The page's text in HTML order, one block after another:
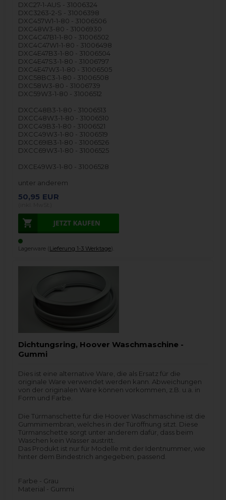
DXC27-1-AUS - 31006324
DXC3263-2-S - 31006398
DXC457W1-1-80 - 31006506
DXC48W3-80 - 31006930
DXC4C47B1-1-80 - 31006502
DXC4C47W1-1-80 - 31006498
DXC4E47B3-1-80 - 31006504
DXC4E47S3-1-80 - 31006797
DXC4E47W3-1-80 - 31006505
DXC58BC3-1-80 - 31006508
DXC58W3-80 - 31006739
DXC59W3-1-80 - 31006512
DXCC48B3-1-80 - 31006513
DXCC48W3-1-80 - 31006510
DXCC49B3-1-80 - 31006521
DXCC49W3-1-80 - 31006519
DXCC69IB3-1-80 - 31006526
DXCC69W3-1-80 - 31006525
DXCE49W3-1-80 - 31006528
unter anderem
50,95 EUR
Lagerware (Lieferung 1-3 Werktage).
Dichtungsring, Hoover Waschmaschine -
Gummi
Dies ist eine alternative Ware, die als Ersatz für die
originale Ware verwendet werden kann. Abweichungen
von der originalen Ware können vorkommen, z.B. u.a. in
Form und Farbe.
Die Türmanschette für die Hoover Waschmaschine ist die
Gummimembran, welches in der Türöffnung sitzt. Diese
Türmanschette sorgt unter anderem dafür, dass beim
Waschen kein Wasser austritt.
Das Produkt ist nur für Modelle mit der Identnummer, wie
hinter dem Bindestrich angegeben, passend.
Farbe - Grau
Material - Gummi